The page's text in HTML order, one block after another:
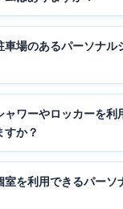
場のあるパーソナル
ャワーやロッカーを利
すか？
室を利用できるパーソ